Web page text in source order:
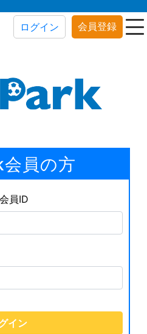
ログイン 会員登録
員の方
員ID